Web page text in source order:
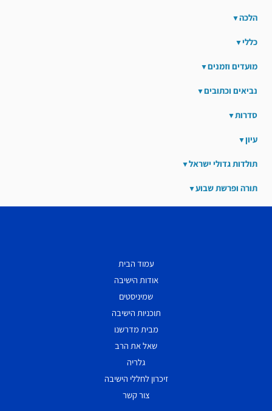
הלכה
כללי
מועדים וזמנים
נביאים וכתובים
סדרות
עיון
תולדות גדולי ישראל
תורה ופרשת שבוע
עמוד הבית
אודות הישיבה
שמיניסטים
תוכניות הישיבה
מבית מדרשנו
שאל את הרב
גלריה
זיכרון לחללי הישיבה
צור קשר